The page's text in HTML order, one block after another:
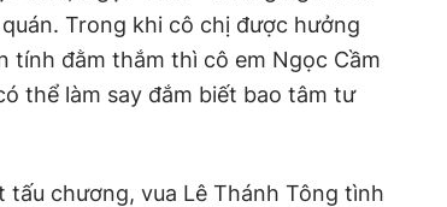
Trong khi cô chị được hưởng
tính đằm thắm thì cô em Ngọc Cầm
thể làm say đắm biết bao tâm tư
chương, vua Lê Thánh Tông tình